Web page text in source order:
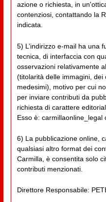
azione o richiesta, in
contenziosi, contattando la
indicata.
5) L’indirizzo e-mail ha una
tecnica, di interfaccia con
osservazioni relativamente
(titolarità delle immagini,
medesimi), motivo per cui
per inviare contributi da
richiesta di carattere
Esso è: carmillaonline_legal
6) La pubblicazione online,
qualsiasi altro format dei
Carmilla, è consentita solo
contributi menzionati.
Direttore Responsabile: